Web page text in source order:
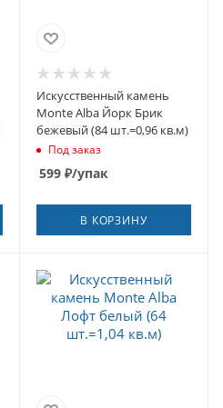
Искусственный камень
Monte Alba Йорк Брик
бежевый (84 шт.=0,96 кв.м)
Под заказ
599₽/упак
В КОРЗИНУ